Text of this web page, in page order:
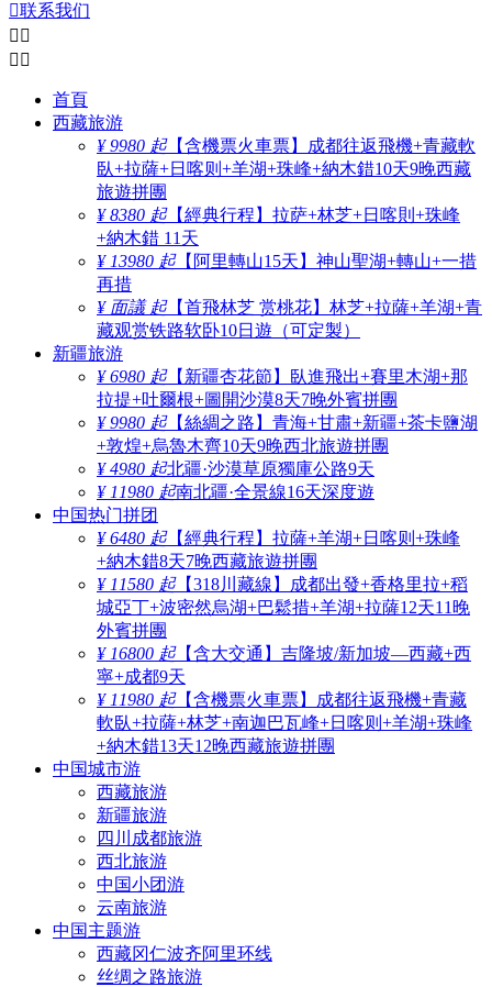
联系我们
 
 
首頁
西藏旅游
¥ 9980 起【含機票火車票】成都往返飛機+青藏軟
臥+拉薩+日喀则+羊湖+珠峰+納木錯10天9晚西藏
旅遊拼團
¥ 8380 起【經典行程】拉萨+林芝+日喀則+珠峰
+納木錯 11天
¥ 13980 起【阿里轉山15天】神山聖湖+轉山+一措
再措
¥ 面議 起【首飛林芝 赏桃花】林芝+拉薩+羊湖+青
藏观赏铁路软卧10日遊（可定製）
新疆旅游
¥ 6980 起【新疆杏花節】臥進飛出+賽里木湖+那
拉提+吐爾根+圖開沙漠8天7晚外賓拼團
¥ 9980 起【絲綢之路】青海+甘肅+新疆+茶卡鹽湖
+敦煌+烏魯木齊10天9晚西北旅遊拼團
¥ 4980 起北疆·沙漠草原獨庫公路9天
¥ 11980 起南北疆·全景線16天深度遊
中国热门拼团
¥ 6480 起【經典行程】拉薩+羊湖+日喀则+珠峰
+納木錯8天7晚西藏旅遊拼團
¥ 11580 起【318川藏線】成都出發+香格里拉+稻
城亞丁+波密然烏湖+巴鬆措+羊湖+拉薩12天11晚
外賓拼團
¥ 16800 起【含大交通】吉隆坡/新加坡—西藏+西
寧+成都9天
¥ 11980 起【含機票火車票】成都往返飛機+青藏
軟臥+拉薩+林芝+南迦巴瓦峰+日喀则+羊湖+珠峰
+納木錯13天12晚西藏旅遊拼團
中国城市游
西藏旅游
新疆旅游
四川成都旅游
西北旅游
中国小团游
云南旅游
中国主题游
西藏冈仁波齐阿里环线
丝绸之路旅游